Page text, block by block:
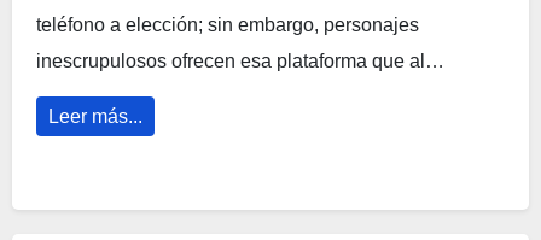
teléfono a elección; sin embargo, personajes
inescrupulosos ofrecen esa plataforma que al…
Leer más...